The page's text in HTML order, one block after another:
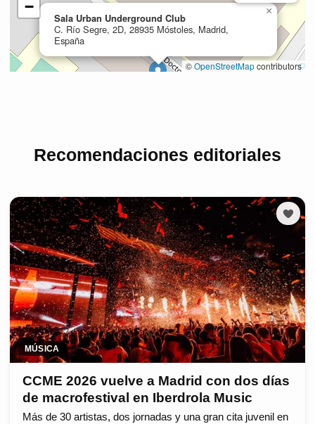
Recomendaciones editoriales
MÚSICA
CCME 2026 vuelve a Madrid con dos días
de macrofestival en Iberdrola Music
Más de 30 artistas, dos jornadas y una gran cita juvenil en